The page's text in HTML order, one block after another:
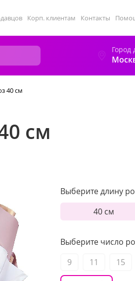
Корп. клиентам Контакты
Город
40 см
см
Выберите длину
40 см
Выберите число
9
11 15